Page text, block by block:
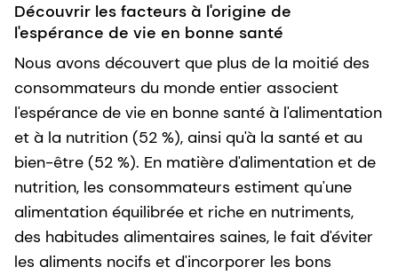
Découvrir les facteurs à l'origine de
l'espérance de vie en bonne santé
Nous avons découvert que plus de la moitié des
consommateurs du monde entier associent
l'espérance de vie en bonne santé à l'alimentation
et à la nutrition (52 %), ainsi qu'à la santé et au
bien-être (52 %). En matière d'alimentation et de
nutrition, les consommateurs estiment qu'une
alimentation équilibrée et riche en nutriments,
des habitudes alimentaires saines, le fait d'éviter
les aliments nocifs et d'incorporer les bons